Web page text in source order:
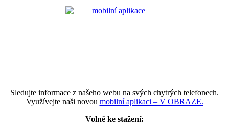
Sledujte informace z našeho webu na svých chytrých telefonech.
Využívejte naši novou mobilní aplikaci – V OBRAZE.
Volně ke stažení: